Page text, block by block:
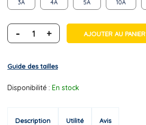
3A 4A 5A 10A
- + AJOUTER AU PANIER
Guide des tailles
Disponibilité : En stock
Description Utilité Avis